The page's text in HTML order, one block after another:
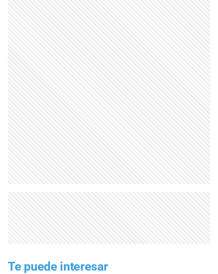
Te puede interesar